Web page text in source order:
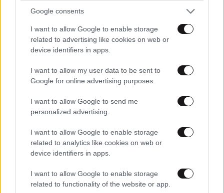
Google consents
I want to allow Google to enable storage
related to advertising like cookies on web or
device identifiers in apps.
I want to allow my user data to be sent to
Google for online advertising purposes.
I want to allow Google to send me
personalized advertising.
I want to allow Google to enable storage
related to analytics like cookies on web or
device identifiers in apps.
I want to allow Google to enable storage
related to functionality of the website or app.
Καρέ καρέ η ηρωική διάσωση τριών παιδιών από
πρώην πεζοναύτη: Όρμηξε με τα ρούχα στη
φουρτουνιασμένη θάλασσα